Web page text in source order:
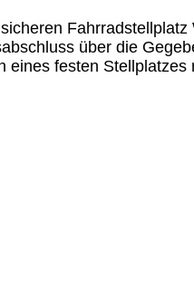
über die
eines festen Stellplatzes